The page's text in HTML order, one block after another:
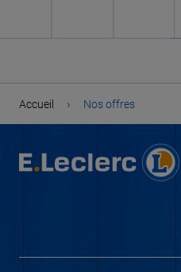
Accueil › Nos offres